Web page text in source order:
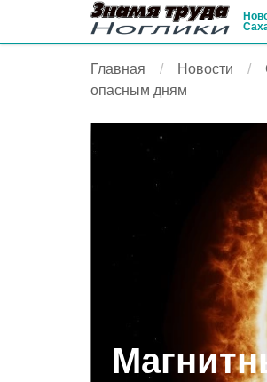
Главная Новости
опасным дням